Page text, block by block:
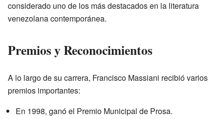
considerado uno de los más destacados en la literatura
venezolana contemporánea.
Premios y Reconocimientos
A lo largo de su carrera, Francisco Massiani recibió varios
premios importantes:
En 1998, ganó el Premio Municipal de Prosa.